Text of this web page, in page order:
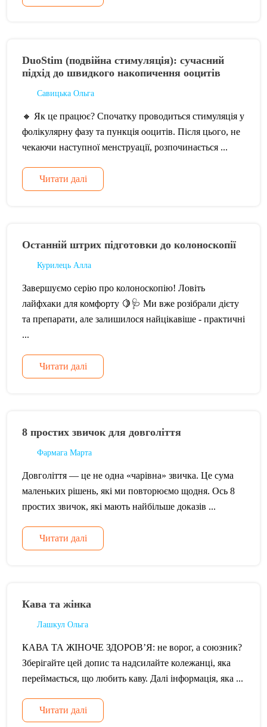
DuoStim (подвійна стимуляція): сучасний
підхід до швидкого накопичення ооцитів
Савицька Ольга
🔸 Як це працює? Спочатку проводиться стимуляція у
фолікулярну фазу та пункція ооцитів. Після цього, не
чекаючи наступної менструації, розпочинається ...
Читати далі
Останній штрих підготовки до колоноскопії
Курилець Алла
Завершуємо серію про колоноскопію! Ловіть
лайфхаки для комфорту 🍋🩺 Ми вже розібрали дієту
та препарати, але залишилося найцікавіше - практичні
...
Читати далі
8 простих звичок для довголіття
Фармага Марта
Довголіття — це не одна «чарівна» звичка. Це сума
маленьких рішень, які ми повторюємо щодня. Ось 8
простих звичок, які мають найбільше доказів ...
Читати далі
Кава та жінка
Лашкул Ольга
КАВА ТА ЖІНОЧЕ ЗДОРОВ’Я: не ворог, а союзник?
Зберігайте цей допис та надсилайте колежанці, яка
переймається, що любить каву. Далі інформація, яка ...
Читати далі